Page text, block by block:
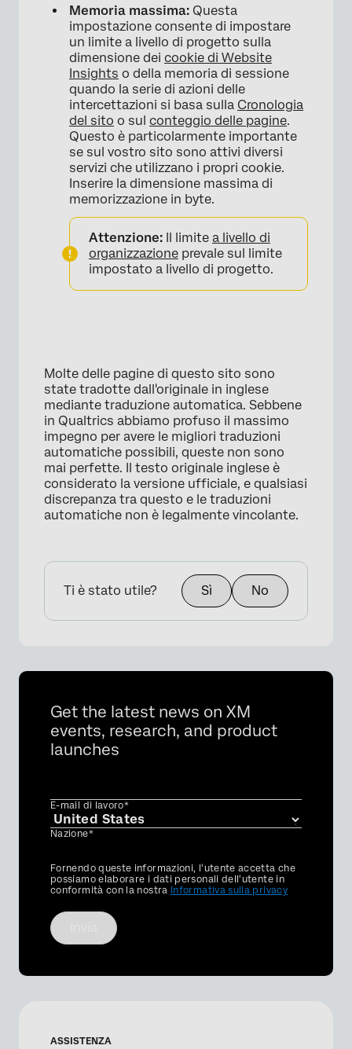
Memoria massima: Questa
impostazione consente di impostare
un limite a livello di progetto sulla
dimensione dei cookie di Website
Insights o della memoria di sessione
quando la serie di azioni delle
intercettazioni si basa sulla Cronologia
del sito o sul conteggio delle pagine.
Questo è particolarmente importante
se sul vostro sito sono attivi diversi
servizi che utilizzano i propri cookie.
Inserire la dimensione massima di
memorizzazione in byte.
Attenzione: Il limite a livello di
organizzazione prevale sul limite
impostato a livello di progetto.
Molte delle pagine di questo sito sono
state tradotte dall'originale in inglese
mediante traduzione automatica. Sebbene
in Qualtrics abbiamo profuso il massimo
impegno per avere le migliori traduzioni
automatiche possibili, queste non sono
mai perfette. Il testo originale inglese è
considerato la versione ufficiale, e qualsiasi
discrepanza tra questo e le traduzioni
automatiche non è legalmente vincolante.
Ti è stato utile? Sì No
Get the latest news on XM
events, research, and product
launches
E-mail di lavoro*
Nazione*
Privacy
Optin
Fornendo queste informazioni, l'utente accetta che
possiamo elaborare i dati personali dell'utente in
conformità con la nostra Informativa sulla privacy
ASSISTENZA